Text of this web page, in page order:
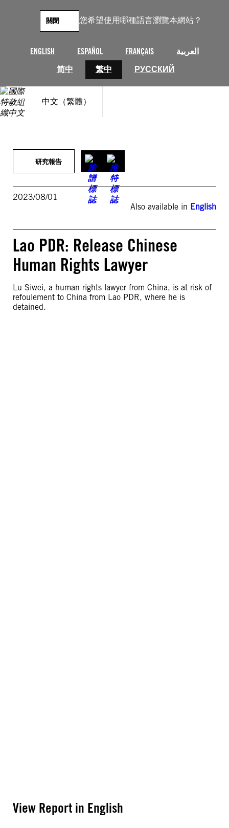
您希望使用哪種語言瀏覽本網站？
ENGLISH ESPAÑOL FRANÇAIS
العربية
简中
繁中 РУССКИЙ
關閉
中文（繁體）
研究報告
2023/08/01
Also available in English
Lao PDR: Release Chinese
Human Rights Lawyer
Lu Siwei, a human rights lawyer from China, is at risk of
refoulement to China from Lao PDR, where he is
detained.
View Report in English